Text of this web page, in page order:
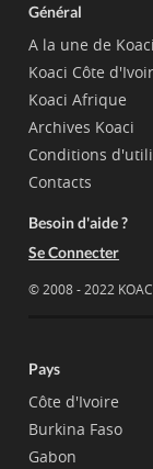
Général
A la une de Koaci
Koaci Côte
Koaci Afrique
Archives Koaci
Conditions
Contacts
Besoin d'aide ?
Se Connecter
© 2008 - 2022
Pays
Côte d'Ivoire
Burkina Faso
Gabon